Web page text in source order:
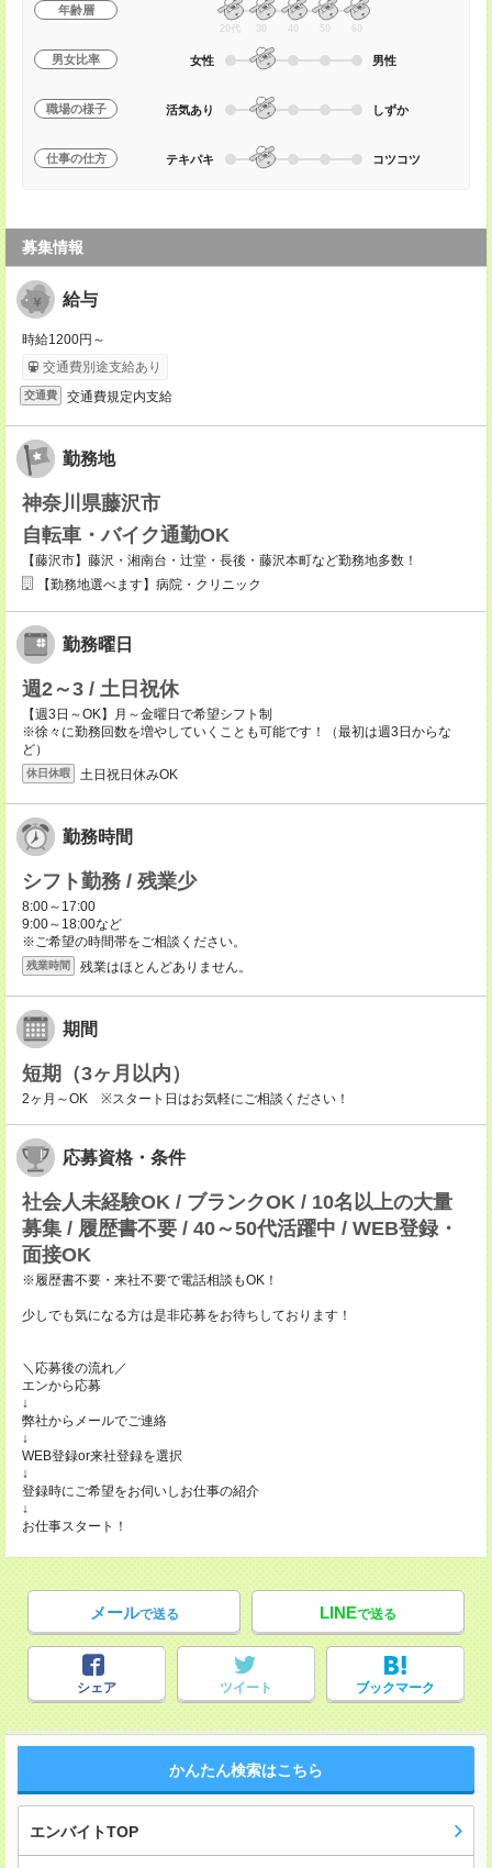
年齢層
20代 30 40 50 60
男女比率 女性 男性
職場の様子 活気あり しずか
仕事の仕方 テキパキ コツコツ
募集情報
給与
時給1200円～
交通費別途支給あり
交通費 交通費規定内支給
勤務地
神奈川県藤沢市
自転車・バイク通勤OK
【藤沢市】藤沢・湘南台・辻堂・長後・藤沢本町など勤務地多数！
【勤務地選べます】病院・クリニック
勤務曜日
週2～3 / 土日祝休
【週3日～OK】月～金曜日で希望シフト制
※徐々に勤務回数を増やしていくことも可能です！（最初は週3日からな
ど）
休日休暇 土日祝日休みOK
勤務時間
シフト勤務 / 残業少
8:00～17:00
9:00～18:00など
※ご希望の時間帯をご相談ください。
残業時間 残業はほとんどありません。
期間
短期（3ヶ月以内）
2ヶ月～OK ※スタート日はお気軽にご相談ください！
応募資格・条件
社会人未経験OK / ブランクOK / 10名以上の大量
募集 / 履歴書不要 / 40～50代活躍中 / WEB登録・
面接OK
※履歴書不要・来社不要で電話相談もOK！
少しでも気になる方は是非応募をお待ちしております！
＼応募後の流れ／
エンから応募
↓
弊社からメールでご連絡
↓
WEB登録or来社登録を選択
↓
登録時にご希望をお伺いしお仕事の紹介
↓
お仕事スタート！
メールで送る LINEで送る
シェア ツイート ブックマーク
かんたん検索はこちら
エンバイトTOP